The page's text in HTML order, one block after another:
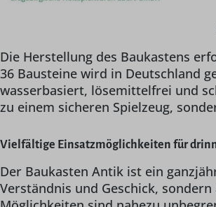
Die Herstellung des Baukastens
36 Bausteine wird in Deutschland
wasserbasiert, lösemittelfrei und
zu einem sicheren Spielzeug,
Vielfältige Einsatzmöglichkeiten für
Der Baukasten Antik ist ein
Verständnis und Geschick,